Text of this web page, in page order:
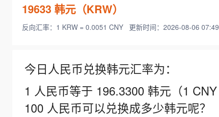
19633韩元（KRW）
反向汇率：1 KRW = 0.0051 CNY 更新时间：2026-08-06
今日人民币兑换韩元汇率为：
1 人民币等于 196.3300 韩元（1
100 人民币可以兑换成多少韩元呢？